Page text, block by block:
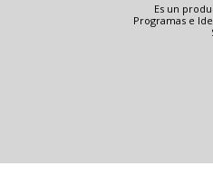
Es un
Programas e